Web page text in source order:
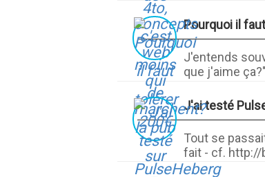
Pourquoi il
J'entends
que j'aime
J'ai testé
Tout se
fait - cf. http://